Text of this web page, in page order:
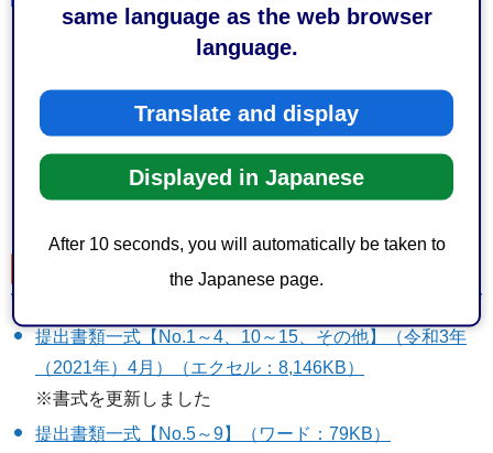
same language as the web browser
language.
Translate and display
Displayed in Japanese
After 10 seconds, you will automatically be taken to
the Japanese page.
静岡市建設工事共通仕様書（令和2年（2020年）4月）
静岡市建設工事共通仕様書巻末資料（令和2年（2020
年）4月）（PDF：37,939KB）
印刷製本、販売は行っておりません。
提出書類一式【No.1～4、10～15、その他】（令和3年
（2021年）4月）（エクセル：8,146KB）
※書式を更新しました
提出書類一式【No.5～9】（ワード：79KB）